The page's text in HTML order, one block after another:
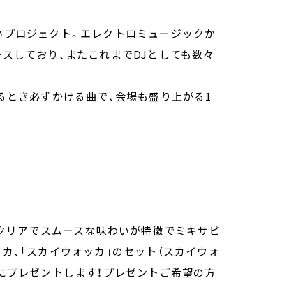
ロジェクト。エレクトロミュージックか
しており、またこれまでDJとしても数々
き必ずかける曲で、会場も盛り上がる1
リアでスムースな味わいが特徴でミキサビ
「スカイウォッカ」のセット（スカイウォ
レゼントします！プレゼントご希望の方